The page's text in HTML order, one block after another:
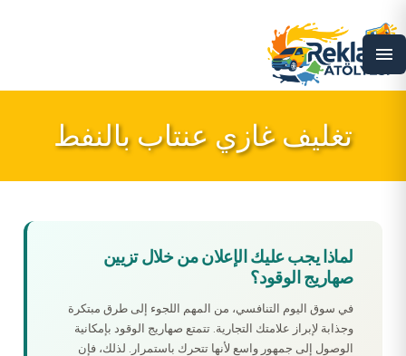
menu
تغليف غازي عنتاب بالنفط
لماذا يجب عليك الإعلان من خلال تزيين
صهاريج الوقود؟
في سوق اليوم التنافسي، من المهم اللجوء إلى طرق مبتكرة
وجذابة لإبراز علامتك التجارية. تتمتع صهاريج الوقود بإمكانية
الوصول إلى جمهور واسع لأنها تتحرك باستمرار. لذلك، فإن